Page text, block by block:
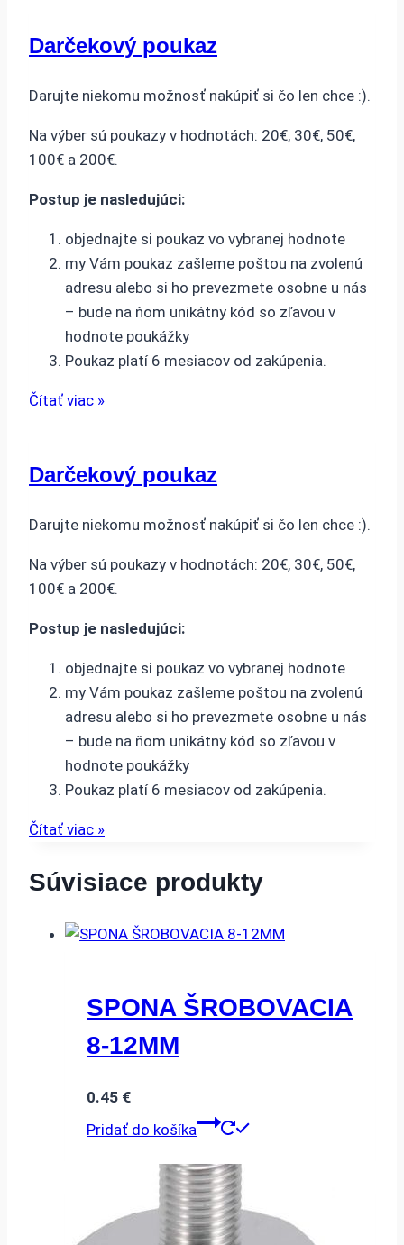
Darčekový poukaz
Darujte niekomu možnosť nakúpiť si čo len chce :).
Na výber sú poukazy v hodnotách: 20€, 30€, 50€,
100€ a 200€.
Postup je nasledujúci:
objednajte si poukaz vo vybranej hodnote
my Vám poukaz zašleme poštou na zvolenú
adresu alebo si ho prevezmete osobne u nás
– bude na ňom unikátny kód so zľavou v
hodnote poukážky
Poukaz platí 6 mesiacov od zakúpenia.
Čítať viac »
Darčekový poukaz
Darujte niekomu možnosť nakúpiť si čo len chce :).
Na výber sú poukazy v hodnotách: 20€, 30€, 50€,
100€ a 200€.
Postup je nasledujúci:
objednajte si poukaz vo vybranej hodnote
my Vám poukaz zašleme poštou na zvolenú
adresu alebo si ho prevezmete osobne u nás
– bude na ňom unikátny kód so zľavou v
hodnote poukážky
Poukaz platí 6 mesiacov od zakúpenia.
Čítať viac »
Súvisiace produkty
SPONA ŠROBOVACIA
8-12MM
0.45 €
Pridať do košíka